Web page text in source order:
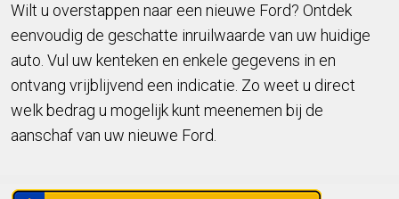
Wilt u overstappen naar een nieuwe Ford? Ontdek
eenvoudig de geschatte inruilwaarde van uw huidige
auto. Vul uw kenteken en enkele gegevens in en
ontvang vrijblijvend een indicatie. Zo weet u direct
welk bedrag u mogelijk kunt meenemen bij de
aanschaf van uw nieuwe Ford.